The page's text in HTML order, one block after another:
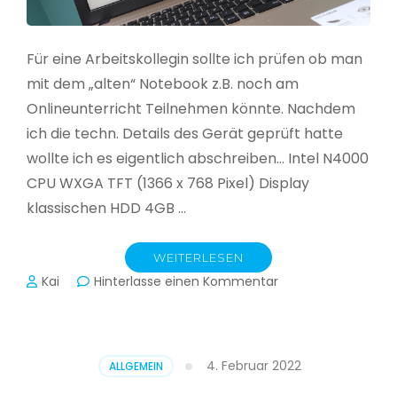
Für eine Arbeitskollegin sollte ich prüfen ob man
mit dem „alten“ Notebook z.B. noch am
Onlineunterricht Teilnehmen könnte. Nachdem
ich die techn. Details des Gerät geprüft hatte
wollte ich es eigentlich abschreiben… Intel N4000
CPU WXGA TFT (1366 x 768 Pixel) Display
klassischen HDD 4GB …
WEITERLESEN
Kai Hinterlasse einen Kommentarzu
ALLGEMEIN 4. Februar 2022